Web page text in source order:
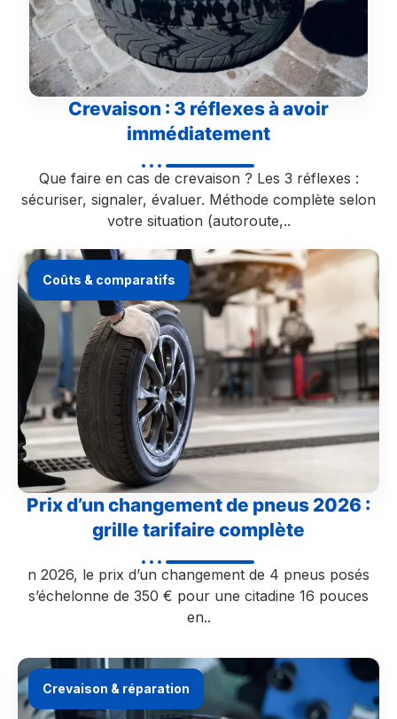
Crevaison : 3 réflexes à avoir
immédiatement
Que faire en cas de crevaison ? Les 3 réflexes :
sécuriser, signaler, évaluer. Méthode complète selon
votre situation (autoroute,..
Coûts & comparatifs
Prix d’un changement de pneus 2026 :
grille tarifaire complète
n 2026, le prix d’un changement de 4 pneus posés
s’échelonne de 350 € pour une citadine 16 pouces
en..
Crevaison & réparation